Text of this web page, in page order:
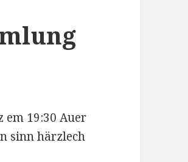
em 19:30 Auer
sinn härzlech